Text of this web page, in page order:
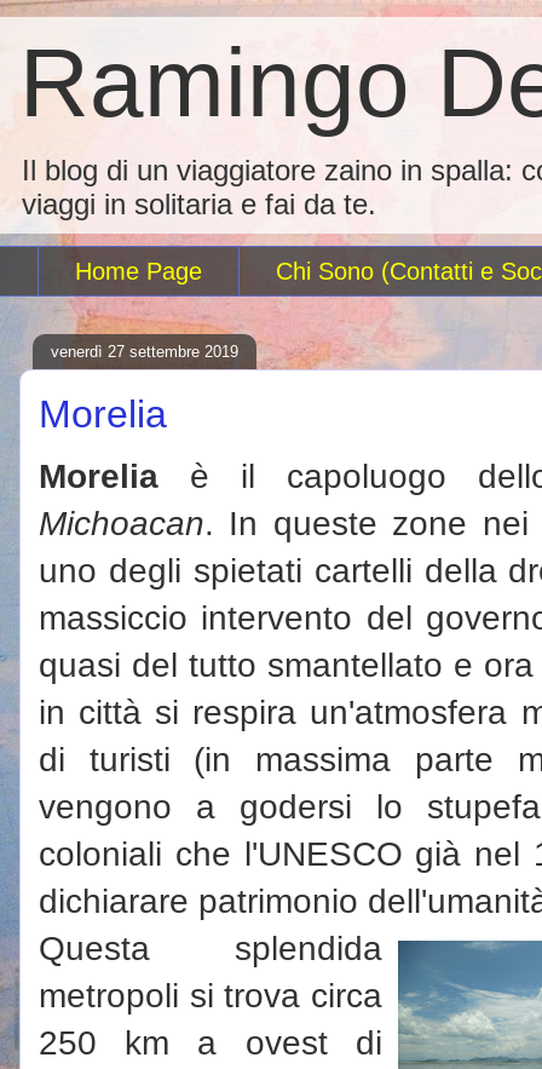
Ramingo
Il blog di un viaggiatore zaino in spalla:
viaggi in solitaria e fai da te.
Home Page Chi Sono (Contatti e
venerdì 27 settembre 2019
Morelia
Morelia è il capoluogo
Michoacan. In queste zone nei
uno degli spietati cartelli della
massiccio intervento del
quasi del tutto smantellato e
in città si respira un'atmosfera
di turisti (in massima parte
vengono a godersi lo
coloniali che l'UNESCO già
dichiarare patrimonio
Questa splendida
metropoli si trova circa
250 km a ovest di